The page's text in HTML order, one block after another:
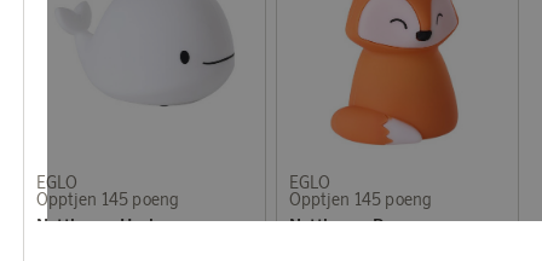
EGLO
Opptjen 145 poeng
Nattlampe Hval
EGLO
Opptjen 145 poeng
Nattlampe Rev